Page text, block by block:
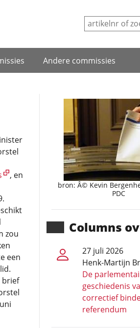
Andere commissies
, en
zou
een
brief
bron: Â© Kevin
PDC
Columns
27 juli 2026
Henk-Martijn
De
geschiedenis
correctief
referendum